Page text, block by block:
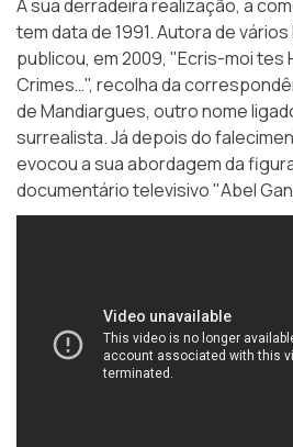
A sua derradeira realização, a
tem data de 1991. Autora de
publicou, em 2009, "Ecris-moi tes
Crimes…", recolha da
de Mandiargues, outro nome
surrealista. Já depois do
evocou a sua abordagem da
documentário televisivo "Abel